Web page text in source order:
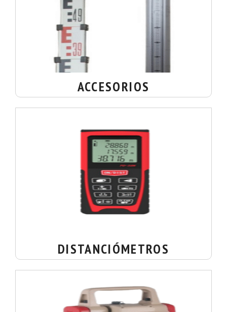
ACCESORIOS
DISTANCIÓMETROS